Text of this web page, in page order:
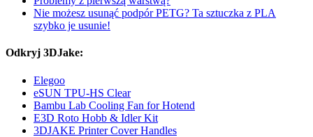
Nie możesz usunąć podpór PETG? Ta sztuczka z PLA
szybko je usunie!
Odkryj 3DJake:
Elegoo
eSUN TPU-HS Clear
Bambu Lab Cooling Fan for Hotend
E3D Roto Hobb & Idler Kit
3DJAKE Printer Cover Handles